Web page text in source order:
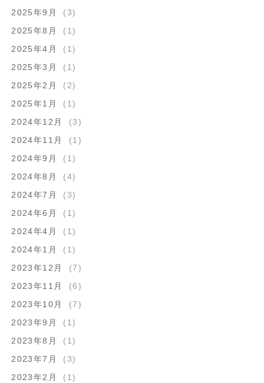
2025年9月
(3)
2025年8月
(1)
2025年4月
(1)
2025年3月
(1)
2025年2月
(2)
2025年1月
(1)
2024年12月
(3)
2024年11月
(1)
2024年9月
(1)
2024年8月
(4)
2024年7月
(3)
2024年6月
(1)
2024年4月
(1)
2024年1月
(1)
2023年12月
(7)
2023年11月
(6)
2023年10月
(7)
2023年9月
(1)
2023年8月
(1)
2023年7月
(3)
2023年2月
(1)